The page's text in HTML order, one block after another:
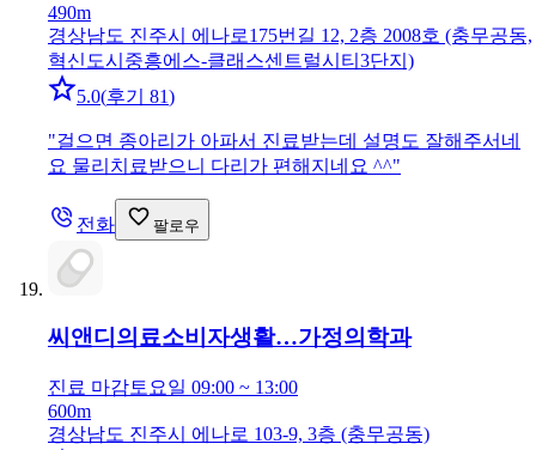
490m
경상남도 진주시 에나로175번길 12, 2층 2008호 (충무공동,
혁신도시중흥에스-클래스센트럴시티3단지)
5.0(후기 81)
"걸으면 종아리가 아파서 진료받는데 설명도 잘해주서네
요 물리치료받으니 다리가 편해지네요 ^^"
전화 팔로우
씨앤디의료소비자생활…가정의학과
진료 마감토요일 09:00 ~ 13:00
600m
경상남도 진주시 에나로 103-9, 3층 (충무공동)